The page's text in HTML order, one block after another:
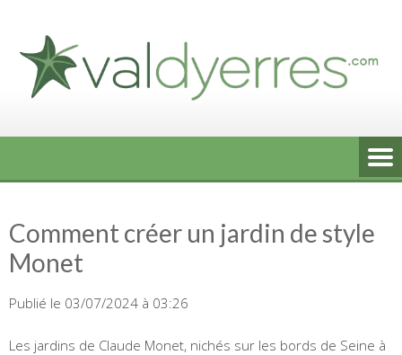
content
Comment créer un jardin de style
Monet
Publié le 03/07/2024 à 03:26
Les jardins de Claude Monet, nichés sur les bords de Seine à